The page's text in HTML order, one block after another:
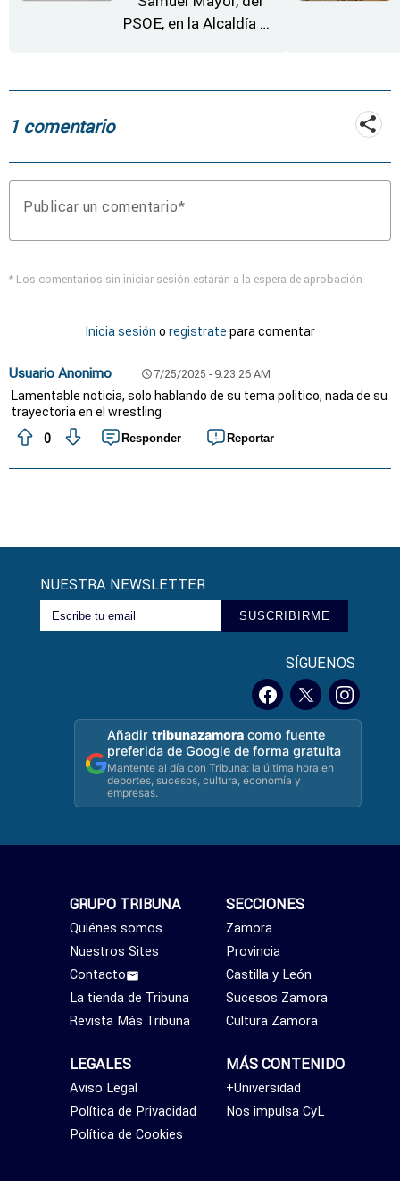
PSOE, en la Alcaldía de
1 comentario
Publicar un comentario
* Los comentarios sin iniciar sesión estarán a la espera de aprobación
Inicia sesión o registrate para comentar
Usuario Anonimo schedule 7/25/2025 - 9:23:26 AM
Lamentable noticia, solo hablando de su tema politico, nada de su
trayectoria en el wrestling
0
Responder Reportar
NUESTRA NEWSLETTER
SUSCRIBIRME
SÍGUENOS
Añadirtribunazamora como fuente
preferida de Google de forma gratuita
Mantente al día con Tribuna: la última hora en
deportes, sucesos, cultura, economía y
empresas.
SECCIONES
Zamora
Provincia
Castilla y León
Sucesos Zamora
Cultura Zamora
MÁS CONTENIDO
+Universidad
Nos impulsa CyL
GRUPO TRIBUNA
Quiénes somos
Nuestros Sites
Contacto
La tienda de Tribuna
Revista Más Tribuna
LEGALES
Aviso Legal
Política de Privacidad
Política de Cookies